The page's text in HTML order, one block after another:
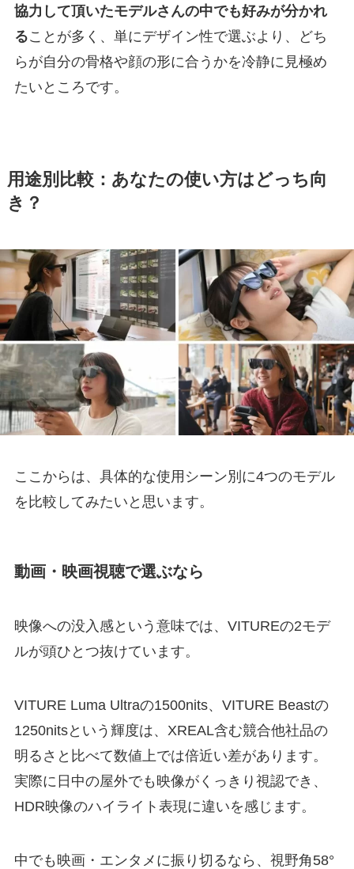
協力して頂いたモデルさんの中でも好みが分かれ
ることが多く、単にデザイン性で選ぶより、どち
らが自分の骨格や顔の形に合うかを冷静に見極め
たいところです。
用途別比較：あなたの使い方はどっち向
き？
ここからは、具体的な使用シーン別に4つのモデル
を比較してみたいと思います。
動画・映画視聴で選ぶなら
映像への没入感という意味では、VITUREの2モデ
ルが頭ひとつ抜けています。
VITURE Luma Ultraの1500nits、VITURE Beastの
1250nitsという輝度は、XREAL含む競合他社品の
明るさと比べて数値上では倍近い差があります。
実際に日中の屋外でも映像がくっきり視認でき、
HDR映像のハイライト表現に違いを感じます。
中でも映画・エンタメに振り切るなら、視野角58°